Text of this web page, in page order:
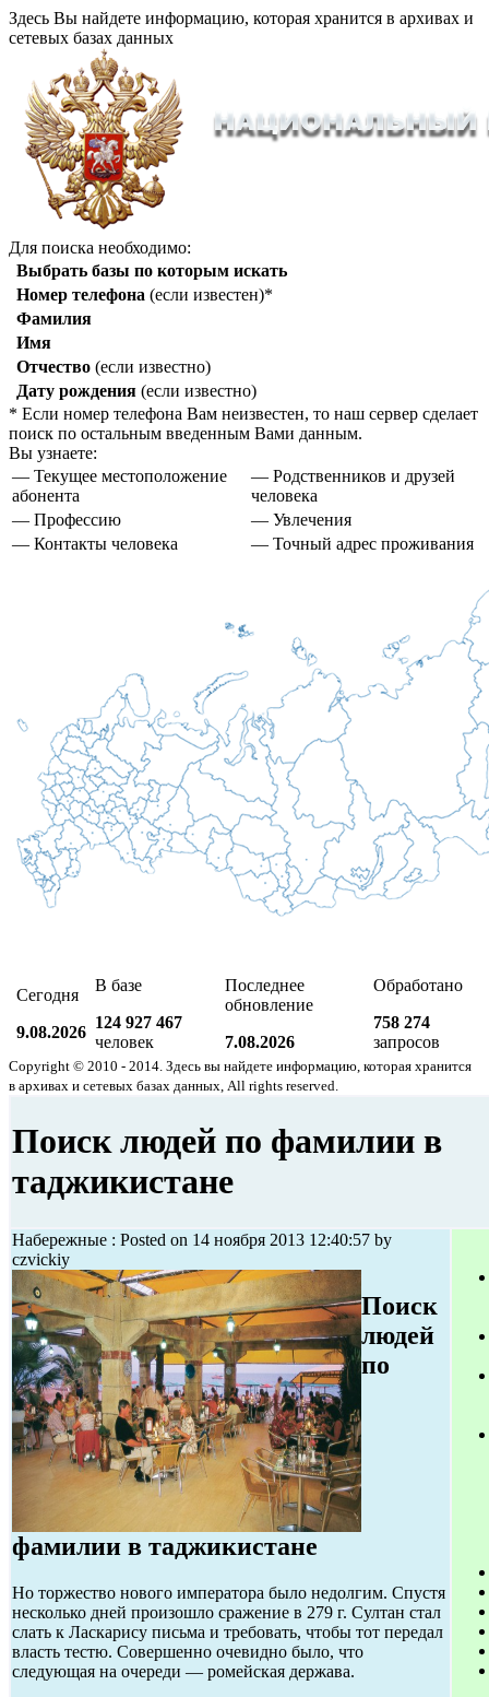
Здесь Вы найдете информацию, которая хранится в архивах и
сетевых базах данных
Для поиска необходимо:
Выбрать базы по которым искать
Номер телефона (если известен)*
Фамилия
Имя
Отчество (если известно)
Дату рождения (если известно)
* Если номер телефона Вам неизвестен, то наш сервер сделает
поиск по остальным введенным Вами данным.
Вы узнаете:
— Текущее местоположение
абонента
— Родственников и друзей
человека
— Профессию
— Увлечения
— Контакты человека
— Точный адрес проживания
Сегодня
9.08.2026
В базе
124 927 467
человек
Последнее
обновление
7.08.2026
Обработано
758 274
запросов
Copyright © 2010 - 2014. Здесь вы найдете информацию, которая хранится
в архивах и сетевых базах данных, All rights reserved.
Поиск людей по фамилии в
таджикистане
Набережные : Posted on 14 ноября 2013 12:40:57 by
czvickiy
Поиск
людей
по
фамилии в таджикистане
Но торжество нового императора было недолгим. Спустя
несколько дней произошло сражение в 279 г. Султан стал
слать к Ласкарису письма и требовать, чтобы тот передал
власть тестю. Совершенно очевидно было, что
следующая на очереди — ромейская держава.